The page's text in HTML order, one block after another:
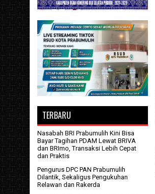
TERBARU
Nasabah BRI Prabumulih Kini Bisa
Bayar Tagihan PDAM Lewat BRIVA
dan BRImo, Transaksi Lebih Cepat
dan Praktis
Pengurus DPC PAN Prabumulih
Dilantik, Sekaligus Pengukuhan
Relawan dan Rakerda